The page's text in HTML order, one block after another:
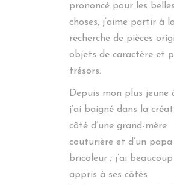
prononcé pour les belles
choses, j’aime partir à la
recherche de pièces
objets de caractère et
trésors.
Depuis mon plus jeune
j’ai baigné dans la
côté d’une grand-mère
couturière et d’un
bricoleur ; j’ai beaucoup
appris à ses côtés